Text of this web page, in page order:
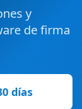
y
de firma
días